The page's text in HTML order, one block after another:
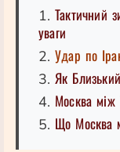
1. Тактичний
уваги
2. Удар по
3. Як
4. Москва між
5. Що Москва